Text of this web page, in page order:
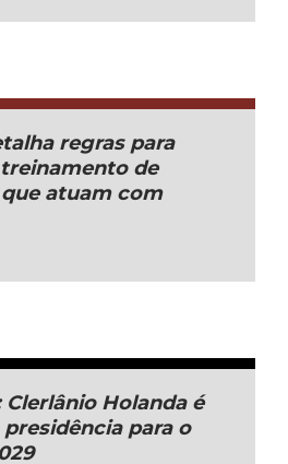
regras para
de
atuam com
Clerlânio Holanda é
para o